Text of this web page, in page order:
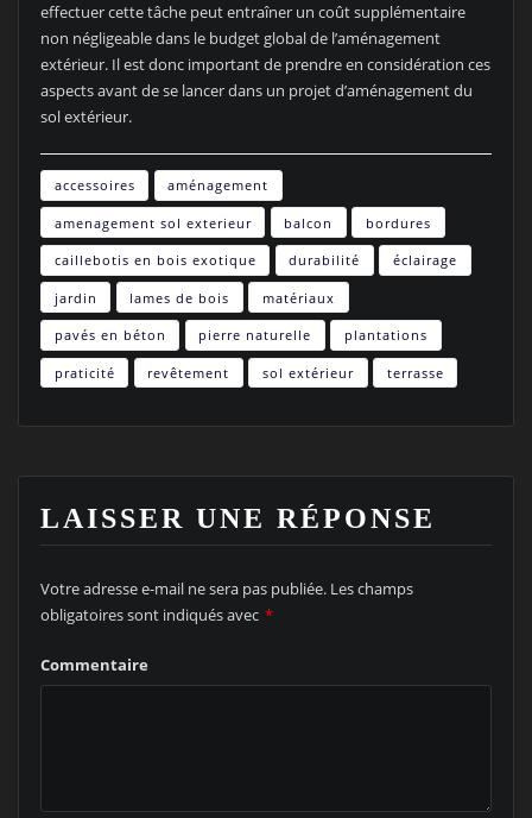
effectuer cette tâche peut entraîner un coût supplémentaire
non négligeable dans le budget global de l’aménagement
extérieur. Il est donc important de prendre en considération ces
aspects avant de se lancer dans un projet d’aménagement du
sol extérieur.
accessoires aménagement
amenagement sol exterieur balcon bordures
caillebotis en bois exotique durabilité éclairage
jardin lames de bois matériaux
pavés en béton pierre naturelle plantations
praticité revêtement sol extérieur terrasse
LAISSER UNE RÉPONSE
Votre adresse e-mail ne sera pas publiée. Les champs
obligatoires sont indiqués avec *
Commentaire